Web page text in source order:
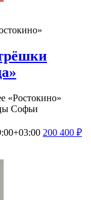
«Ростокино»
Софьи
200 400 ₽